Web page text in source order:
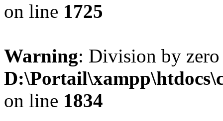
on line 1725
Warning: Division by
on line 1834